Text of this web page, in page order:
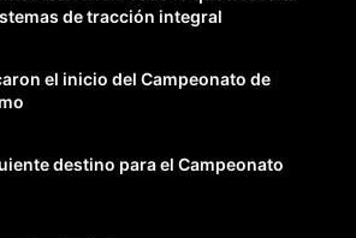
de tracción integral
el inicio del Campeonato de
destino para el Campeonato